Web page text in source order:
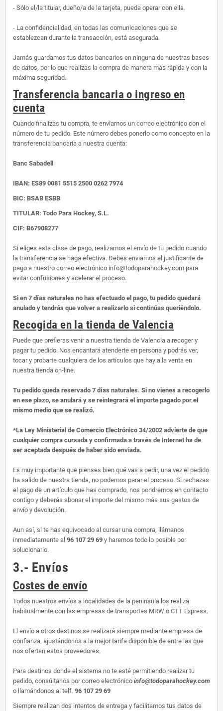
- Sólo el/la titular, dueño/a de la tarjeta, pueda operar con ella.
- La confidencialidad, en todas las comunicaciones que se
establezcan durante la transacción, está asegurada.
Jamás guardamos tus datos bancarios en ninguna de nuestras bases
de datos, por lo que realizas la compra de manera más rápida y con la
máxima seguridad.
Transferencia bancaria o ingreso en
cuenta
Cuando finalizas tu compra, te enviamos un correo electrónico con el
número de tu pedido. Este número debes ponerlo como concepto en la
transferencia bancaria a nuestra cuenta:
Banc Sabadell
IBAN: ES89 0081 5515 2500 0262 7974
BIC: BSAB ESBB
TITULAR: Todo Para Hockey, S.L.
CIF: B67908277
Si eliges esta clase de pago, realizamos el envío de tu pedido cuando
la transferencia se haga efectiva. Debes enviarnos el justificante de
pago a nuestro correo electrónico info@todoparahockey.com para
evitar confusiones y acelerar el proceso.
Si en 7 días naturales no has efectuado el pago, tu pedido quedará
anulado y tendrás que volver a realizarlo si continúas queriéndolo.
Recogida en la tienda de Valencia
Puede que prefieras venir a nuestra tienda de Valencia a recoger y
pagar tu pedido. Nos encantará atenderte en persona y podrás ver,
tocar y probarte cualquiera de los artículos que hay a la venta en
nuestra tienda on-line.
Tu pedido queda reservado 7 días naturales. Si no vienes a recogerlo
en ese plazo, se anulará y se reintegrará el importe pagado por el
mismo medio que se realizó.
*La Ley Ministerial de Comercio Electrónico 34/2002 advierte de que
cualquier compra cursada y confirmada a través de Internet ha de
ser aceptada después de haber sido enviada.
Es muy importante que pienses bien qué vas a pedir, una vez el pedido
ha salido de nuestra tienda, no podemos parar el proceso. Si rechazas
el pago de un artículo que has comprado, nos pondremos en contacto
contigo y deberás abonar el importe del mismo más sus gastos de
envío y devolución.
Aun así, si te has equivocado al cursar una compra, llámanos
inmediatamente al 96 107 29 69 y haremos todo lo posible por
solucionarlo.
3.- Envíos
Costes de envío
Todos nuestros envíos a localidades de la peninsula los realiza
habitualmente con las empresas de transportes MRW o CTT Express.
El envío a otros destinos se realizará siempre mediante empresa de
confianza, ajustándonos a la mejor tarifa disponible de entre las que
nos ofertan estos proveedores.
Para destinos donde el sistema no te esté permitiendo realizar tu
pedido, consúltanos por correo electrónico info@todoparahockey.com
o llamándonos al telf. 96 107 29 69
Siempre realizan dos intentos de entrega y facilitamos tus datos de